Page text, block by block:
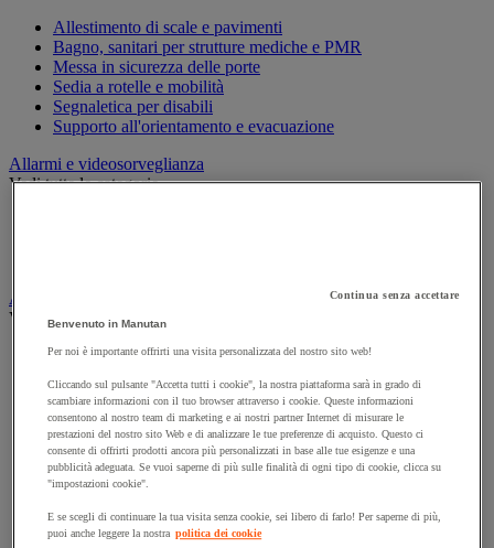
Allestimento di scale e pavimenti
Bagno, sanitari per strutture mediche e PMR
Messa in sicurezza delle porte
Sedia a rotelle e mobilità
Segnaletica per disabili
Supporto all'orientamento e evacuazione
Allarmi e videosorveglianza
Vedi tutte le categorie
Armadio di sicurezza e stoccaggio per materiali pericolosi
Vedi tutte le categorie
Accessori per armadi di sicurezza e di stoccaggio
Armadio multirischio
Armadio per batterie a ioni di litio
Armadio per prodotti corrosivi
Armadio per prodotti fitosanitari
Armadio per prodotti infiammabili
Armadio per prodotti tossici
Casse di ventilazione e filtri
Contenitore di sicurezza
Continua senza accettare
Benvenuto in Manutan
Per noi è importante offrirti una visita personalizzata del nostro sito web!
Cliccando sul pulsante "Accetta tutti i cookie", la nostra piattaforma sarà in grado di
scambiare informazioni con il tuo browser attraverso i cookie. Queste informazioni
consentono al nostro team di marketing e ai nostri partner Internet di misurare le
prestazioni del nostro sito Web e di analizzare le tue preferenze di acquisto. Questo ci
consente di offrirti prodotti ancora più personalizzati in base alle tue esigenze e una
pubblicità adeguata. Se vuoi saperne di più sulle finalità di ogni tipo di cookie, clicca su
"impostazioni cookie".
E se scegli di continuare la tua visita senza cookie, sei libero di farlo! Per saperne di più,
puoi anche leggere la nostra politica dei cookie